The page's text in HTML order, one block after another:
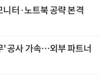
터·노트북 공략 본격
' 공사 가속…외부 파트너